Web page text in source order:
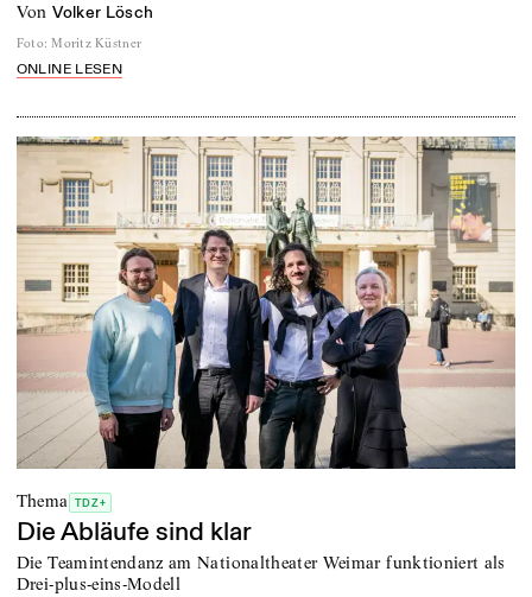
von Volker Lösch
Foto: Moritz Küstner
ONLINE LESEN
Thema TDZ+
Die Abläufe sind klar
Die Teamintendanz am Nationaltheater Weimar funktioniert als
Drei-plus-eins-Modell